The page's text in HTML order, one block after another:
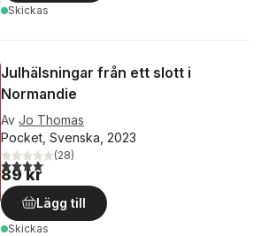
Skickas
Julhälsningar från ett slott i
Normandie
Av Jo Thomas
Pocket, Svenska, 2023
4,1utav 5 stjärnor. Totalt antal röster:
(28)
89 kr
Lägg till
Skickas